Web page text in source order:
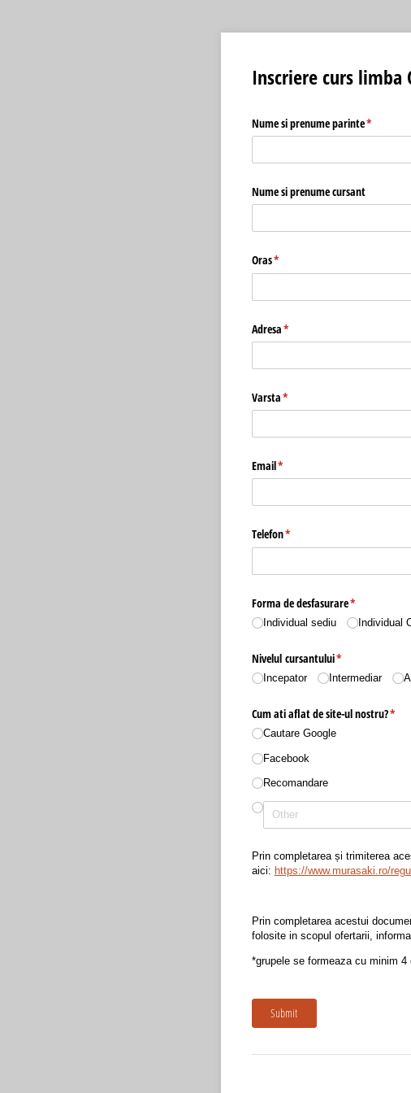
Inscriere curs limba
Nume si prenume parinte*
(required)
Nume si prenume cursant
Oras*
(required)
Adresa*
(required)
Varsta*
(required)
Email*
(required)
Telefon*
(required)
Forma de desfasurare*
(required)
Individual sediu Individual
Nivelul cursantului*
(required)
Incepator Intermediar
Cum ati aflat de site-ul nostru?*
Cautare Google
Facebook
Recomandare
Prin completarea și trimiterea
aici: https://www.murasaki.ro/
Prin completarea acestui
folosite in scopul ofertarii,
*grupele se formeaza cu minim 4
Submit